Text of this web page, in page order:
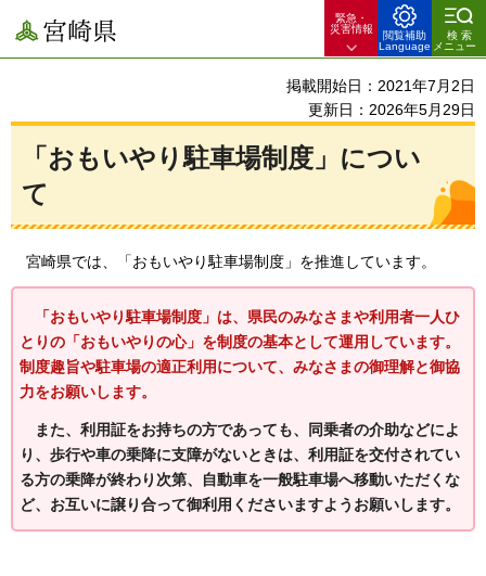
宮崎県
緊急・
災害情報
閲覧補助
Language
検索
メニュー
掲載開始日：2021年7月2日
更新日：2026年5月29日
「おもいやり駐車場制度」につい
て
宮崎県では、 「おもいやり駐車場制度」を推進しています。
「おもいやり駐車場制度」は、県民のみなさまや利用者一人ひ
とりの「おもいやりの心」を制度の基本として運用しています。
制度趣旨や駐車場の適正利用について、みなさまの御理解と御協
力をお願いします。
また、利用証をお持ちの方であっても、同乗者の介助などによ
り、歩行や車の乗降に支障がないときは、利用証を交付されてい
る方の乗降が終わり次第、自動車を一般駐車場へ移動いただくな
ど、お互いに譲り合って御利用くださいますようお願いします。